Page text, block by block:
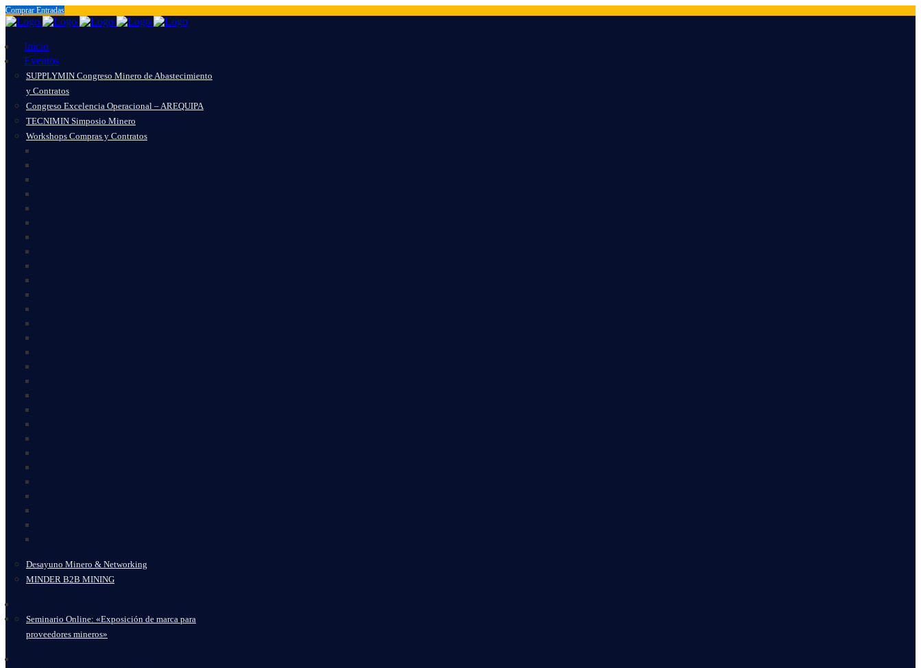
Comprar Entradas
Inicio
Eventos
SUPPLYMIN Congreso Minero de Abastecimiento
y Contratos
Congreso Excelencia Operacional – AREQUIPA
TECNIMIN Simposio Minero
Workshops Compras y Contratos
Desayuno Minero & Networking
MINDER B2B MINING
Seminario Online: «Exposición de marca para
proveedores mineros»